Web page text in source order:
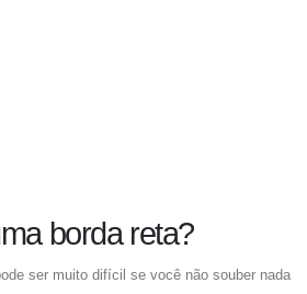
borda reta?
ser muito difícil se você não souber nada